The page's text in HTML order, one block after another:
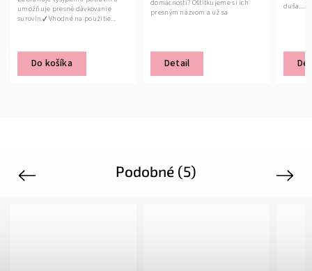
dávkovanie
na použitie...
domácnosti? Oštítkujeme si ich
presným názvom a už sa
nepomýlime.Tieto...
duša....
Podobné (5)
Previous Next